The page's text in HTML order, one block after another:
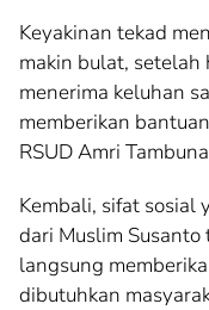
Keyakinan tekad
makin bulat,
menerima keluhan
memberikan
RSUD Amri
Kembali, sifat sosial
dari Muslim
langsung
dibutuhkan